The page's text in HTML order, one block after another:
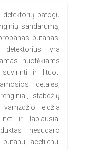
detektorių patogu
sandarumą,
butanas,
detektorius yra
nuotėkiams
ir lituoti
detalės,
stabdžių
leidžia
net ir labiausiai
nesudaro
acetilenu,